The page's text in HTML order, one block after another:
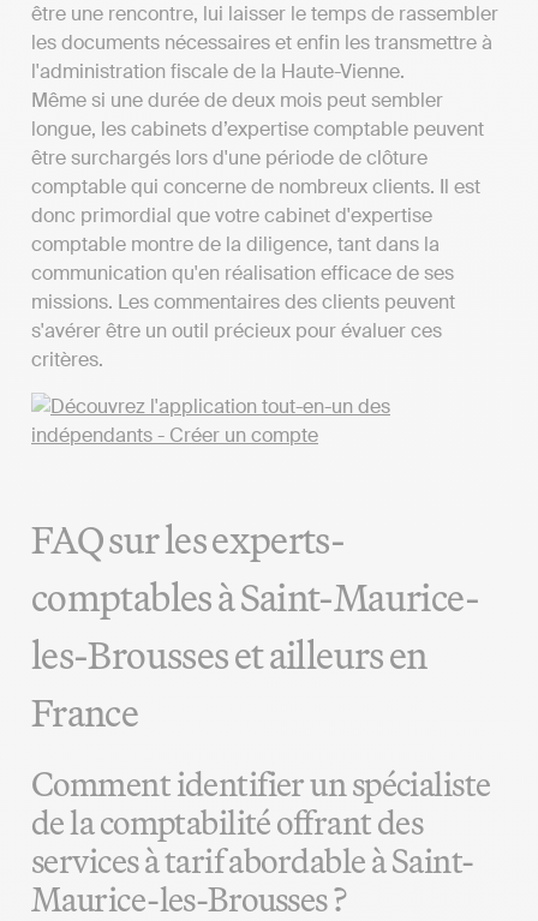
être une rencontre, lui laisser le temps de rassembler
les documents nécessaires et enfin les transmettre à
l'administration fiscale de la Haute-Vienne.
Même si une durée de deux mois peut sembler
longue, les cabinets d’expertise comptable peuvent
être surchargés lors d'une période de clôture
comptable qui concerne de nombreux clients. Il est
donc primordial que votre cabinet d'expertise
comptable montre de la diligence, tant dans la
communication qu'en réalisation efficace de ses
missions. Les commentaires des clients peuvent
s'avérer être un outil précieux pour évaluer ces
critères.
FAQ sur les experts-
comptables à Saint-Maurice-
les-Brousses et ailleurs en
France
Comment identifier un spécialiste
de la comptabilité offrant des
services à tarif abordable à Saint-
Maurice-les-Brousses ?